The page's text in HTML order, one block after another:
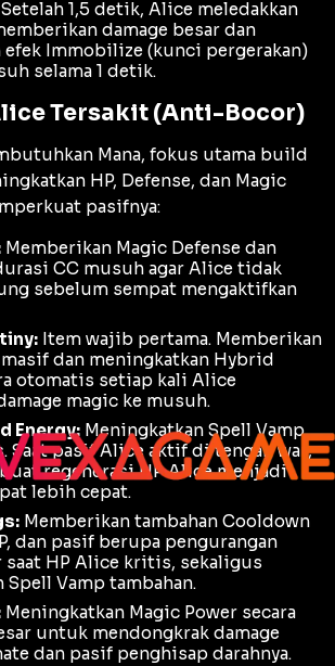
1,5 detik, Alice meledakkan
damage besar dan
efek Immobilize (kunci pergerakan)
selama 1 detik.
Tersakit (Anti-Bocor)
Mana, fokus utama build
HP, Defense, dan Magic
pasifnya:
Memberikan Magic Defense dan
CC musuh agar Alice tidak
sebelum sempat mengaktifkan
Item wajib pertama. Memberikan
dan meningkatkan Hybrid
otomatis setiap kali Alice
magic ke musuh.
Energy: Meningkatkan Spell Vamp
Saat pasif Alice aktif di tengahwar ,
regenerasi HP Alice menjadi
lebih cepat.
Memberikan tambahan Cooldown
dan pasif berupa pengurangan
saat HP Alice kritis, sekaligus
Spell Vamp tambahan.
Meningkatkan Magic Power secara
untuk mendongkrak damage
dan pasif penghisap darahnya.